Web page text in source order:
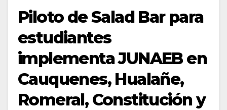
Piloto de Salad Bar para
estudiantes
implementa JUNAEB en
Cauquenes, Hualañe,
Romeral, Constitución y